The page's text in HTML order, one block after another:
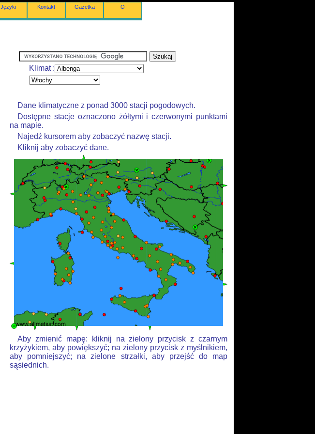
Języki Kontakt Gazetka O
Klimat :
Dane klimatyczne z ponad 3000 stacji pogodowych.
Dostępne stacje oznaczono żółtymi i czerwonymi punktami
na mapie.
Najedź kursorem aby zobaczyć nazwę stacji.
Kliknij aby zobaczyć dane.
Aby zmienić mapę: kliknij na zielony przycisk z czarnym
krzyżykiem, aby powiększyć; na zielony przycisk z myślnikiem,
aby pomniejszyć; na zielone strzałki, aby przejść do map
sąsiednich.